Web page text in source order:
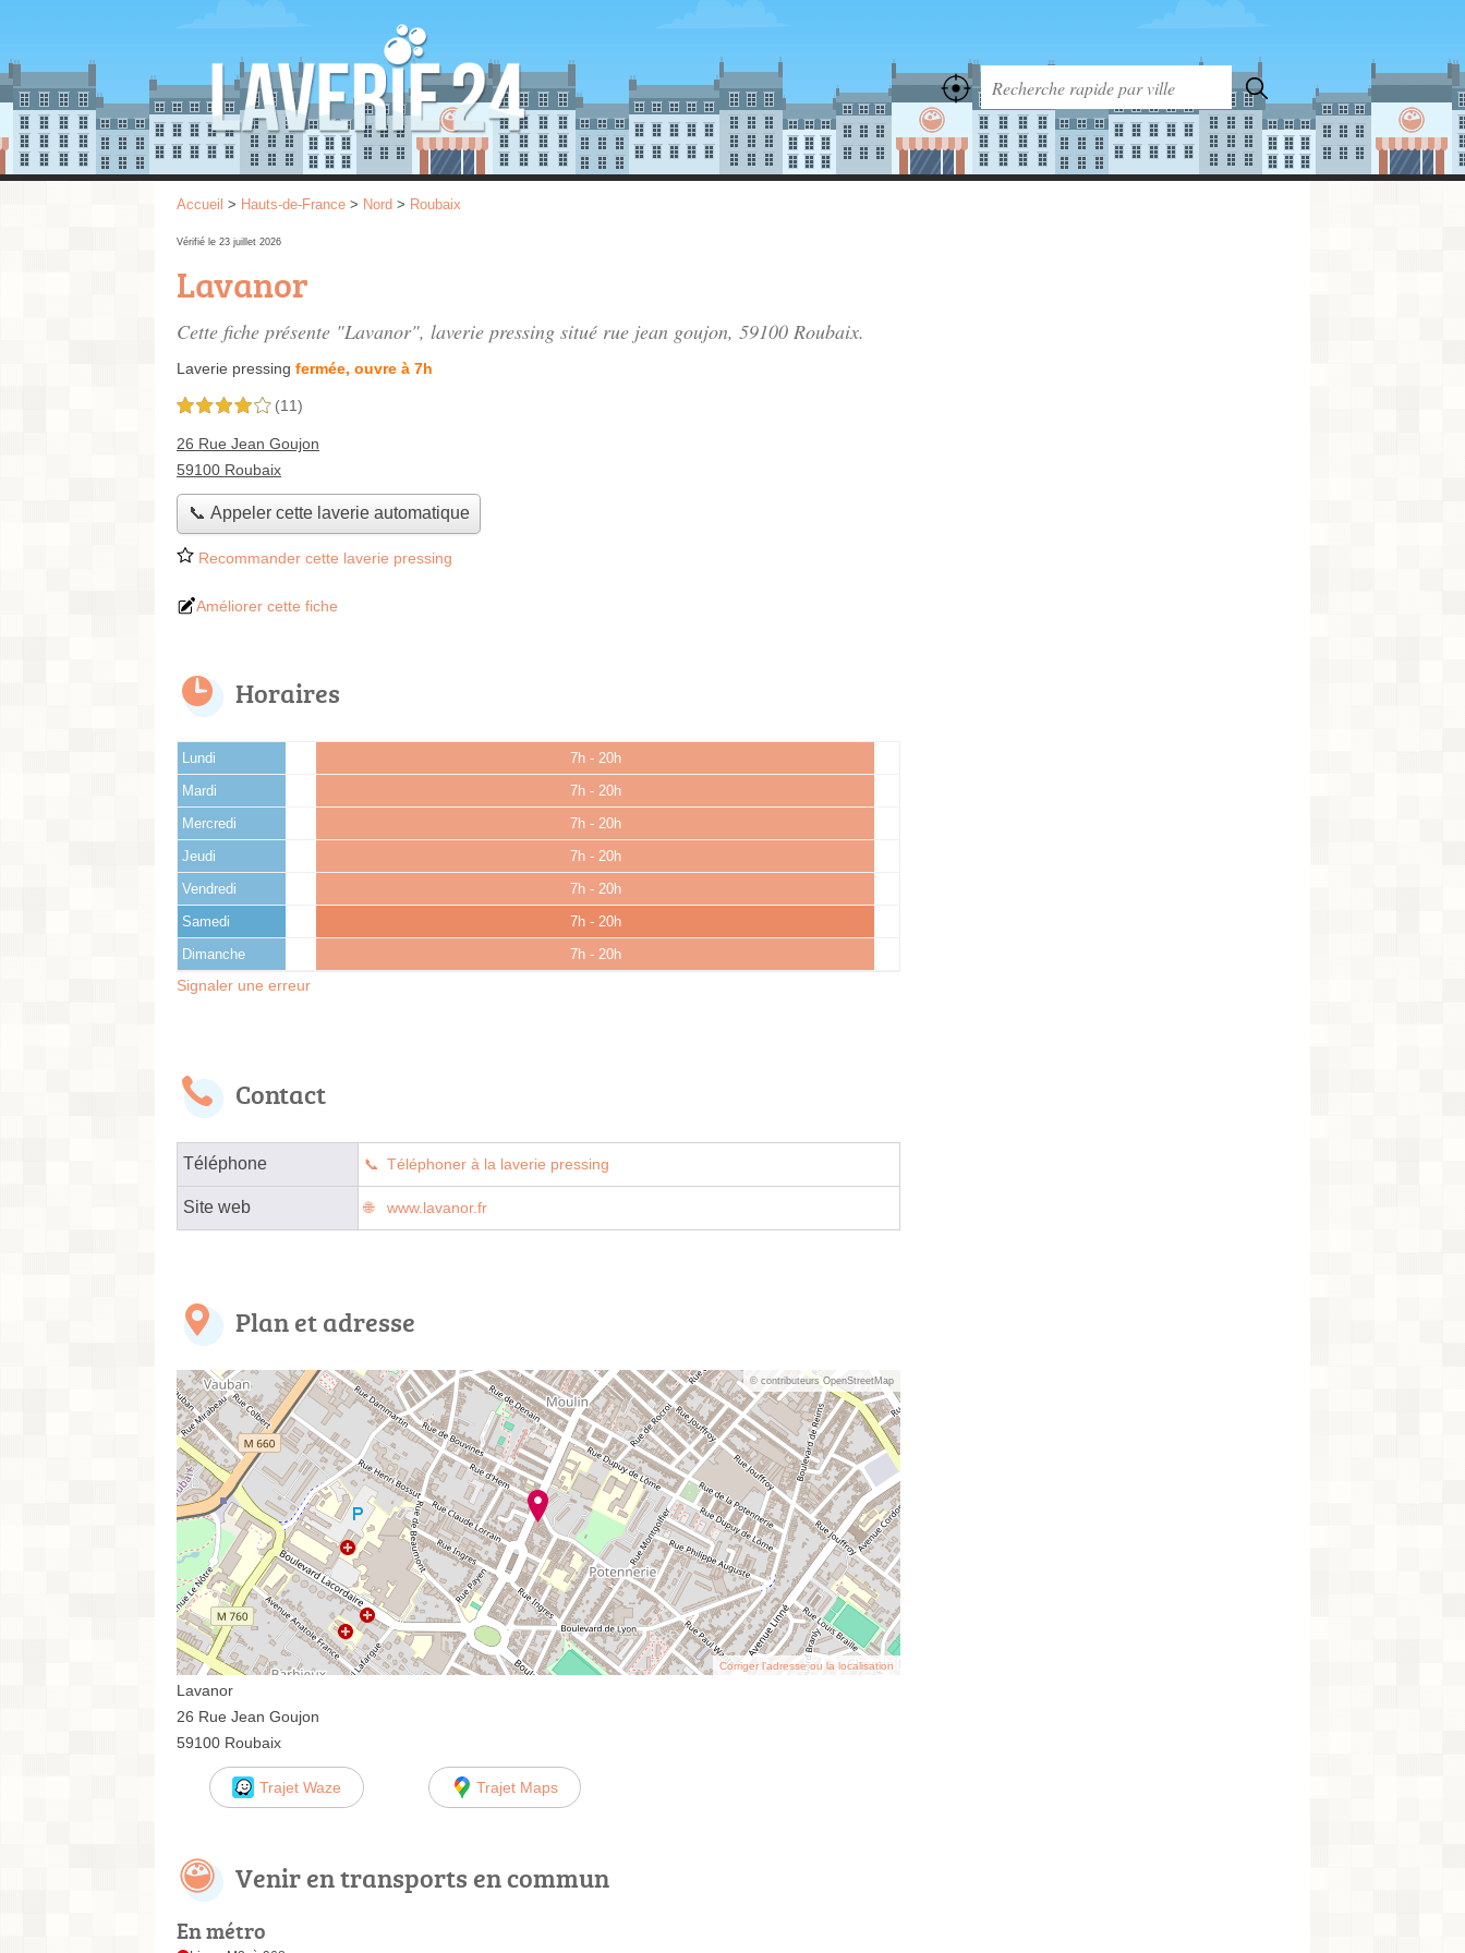
Accueil > Hauts-de-France > Nord > Roubaix
Vérifié le 23 juillet 2026
Lavanor
Cette fiche présente "Lavanor", laverie pressing situé rue jean goujon, 59100 Roubaix.
Laverie pressing fermée, ouvre à 7h
4,0 étoiles sur 5 (11)
26 Rue Jean Goujon
59100 Roubaix
📞 Appeler cette laverie automatique
Recommander cette laverie pressing
Améliorer cette fiche
Horaires
Lundi 7h - 20h
Mardi 7h - 20h
Mercredi 7h - 20h
Jeudi 7h - 20h
Vendredi 7h - 20h
Samedi 7h - 20h
Dimanche 7h - 20h
Signaler une erreur
Contact
Téléphone Téléphoner à la laverie pressing
Site web www.lavanor.fr
Plan et adresse
© contributeurs OpenStreetMap
Corriger l’adresse ou la localisation
Lavanor
26 Rue Jean Goujon
59100 Roubaix
Trajet Waze Trajet Maps
Venir en transports en commun
En métro